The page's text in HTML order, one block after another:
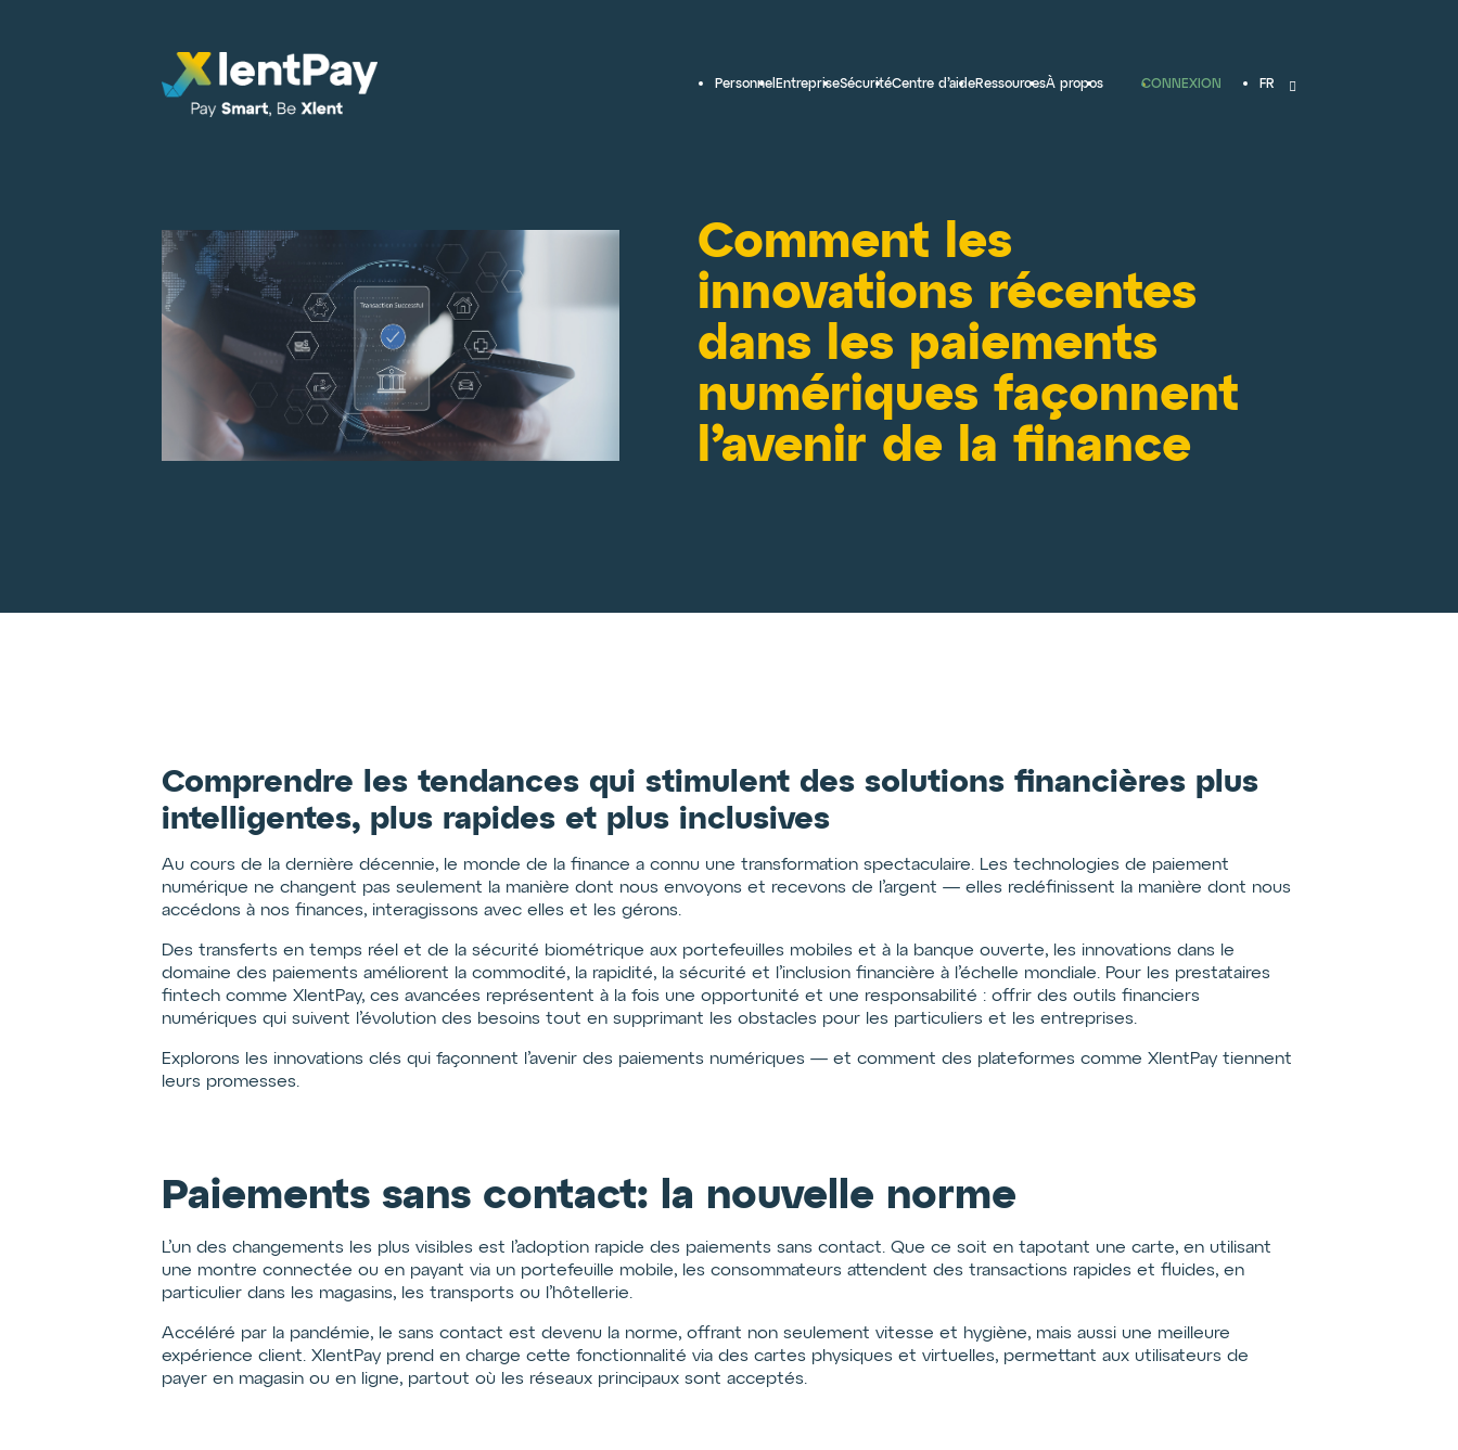
Personnel EntrepriseSécuritéCentre d’aideRessourcesÀ propos CONNEXION FR
Comment les
innovations récentes
dans les paiements
numériques façonnent
l’avenir de la finance
Comprendre les tendances qui stimulent des solutions financières plus
intelligentes, plus rapides et plus inclusives
Au cours de la dernière décennie, le monde de la finance a connu une transformation spectaculaire. Les technologies de paiement
numérique ne changent pas seulement la manière dont nous envoyons et recevons de l’argent — elles redéfinissent la manière dont nous
accédons à nos finances, interagissons avec elles et les gérons.
Des transferts en temps réel et de la sécurité biométrique aux portefeuilles mobiles et à la banque ouverte, les innovations dans le
domaine des paiements améliorent la commodité, la rapidité, la sécurité et l’inclusion financière à l’échelle mondiale. Pour les prestataires
fintech comme XlentPay, ces avancées représentent à la fois une opportunité et une responsabilité : offrir des outils financiers
numériques qui suivent l’évolution des besoins tout en supprimant les obstacles pour les particuliers et les entreprises.
Explorons les innovations clés qui façonnent l’avenir des paiements numériques — et comment des plateformes comme XlentPay tiennent
leurs promesses.
Paiements sans contact: la nouvelle norme
L’un des changements les plus visibles est l’adoption rapide des paiements sans contact. Que ce soit en tapotant une carte, en utilisant
une montre connectée ou en payant via un portefeuille mobile, les consommateurs attendent des transactions rapides et fluides, en
particulier dans les magasins, les transports ou l’hôtellerie.
Accéléré par la pandémie, le sans contact est devenu la norme, offrant non seulement vitesse et hygiène, mais aussi une meilleure
expérience client. XlentPay prend en charge cette fonctionnalité via des cartes physiques et virtuelles, permettant aux utilisateurs de
payer en magasin ou en ligne, partout où les réseaux principaux sont acceptés.